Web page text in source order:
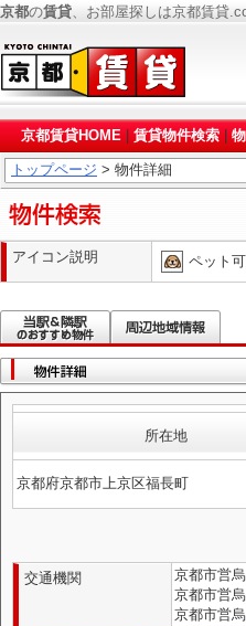
京都の賃貸、お部屋探しは京都賃貸
京都賃貸HOME 賃貸物件検索
トップページ > 物件詳細
アイコン説明 ペット可
所在地
京都府京都市上京区福長町
交通機関
京都市営
京都市営
京都市営